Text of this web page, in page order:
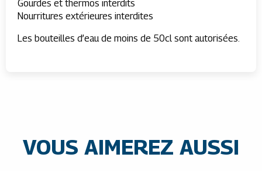
Gourdes et thermos interdits
Nourritures extérieures interdites
Les bouteilles d’eau de moins de 50cl sont autorisées.
VOUS AIMEREZ AUSSI